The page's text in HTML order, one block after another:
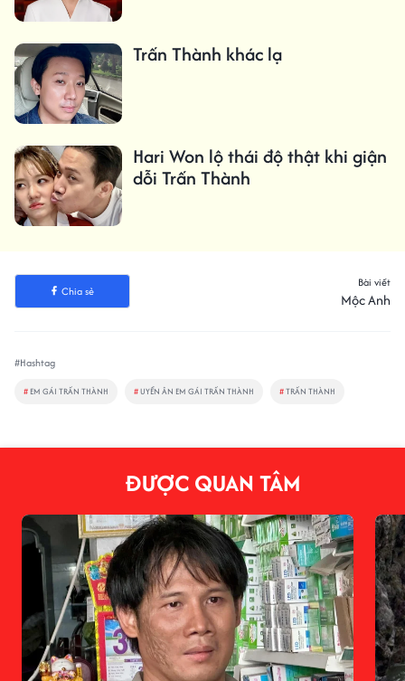
Trấn Thành khác lạ
Hari Won lộ thái độ thật khi giận
dỗi Trấn Thành
Chia sẻ
Bài viết
Mộc Anh
#Hashtag
# EM GÁI TRẤN THÀNH #UYỂN ÂN EM GÁI TRẤN THÀNH #TRẤN THÀNH
ĐƯỢC QUAN TÂM